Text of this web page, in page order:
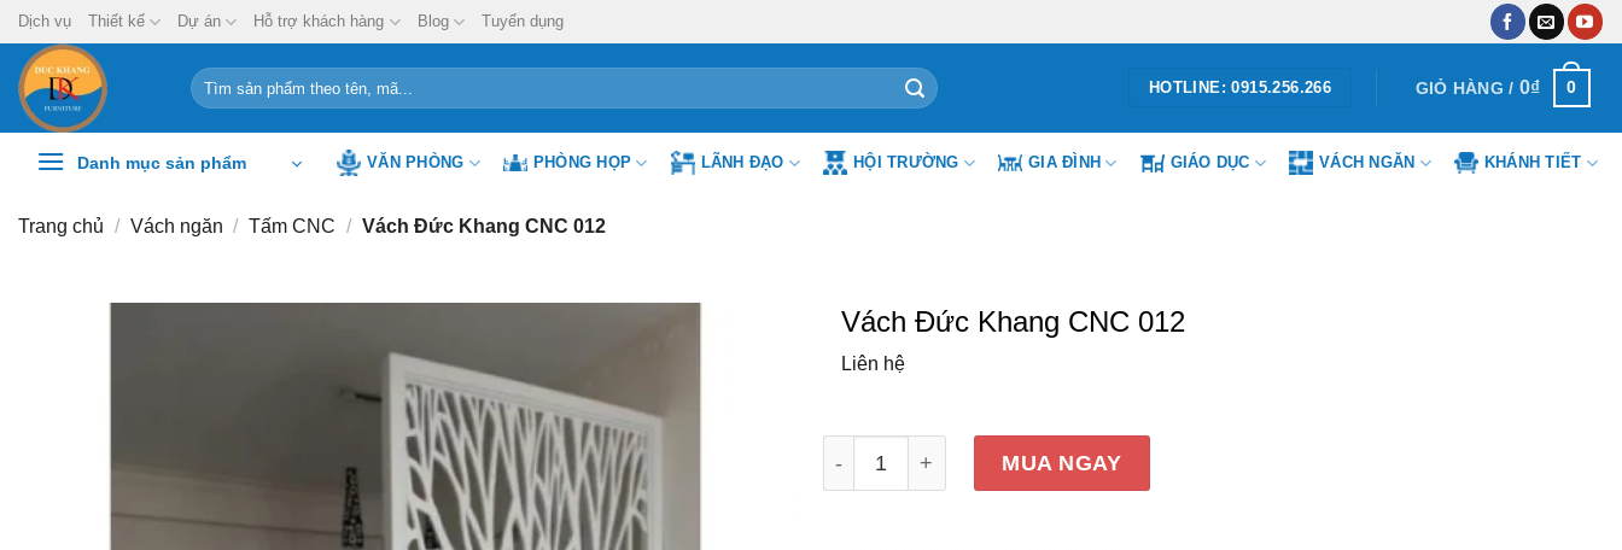
Chuyển
đến
nội
dung
Dịch vụ Thiết kế Dự án Hỗ trợ khách hàng Blog Tuyển dụng
Tìm
kiếm:
HOTLINE: 0915.256.266 GIỎ HÀNG / 0₫ 0
Danh mục sản phẩm VĂN PHÒNG PHÒNG HỌP LÃNH ĐẠO HỘI TRƯỜNG GIA ĐÌNH GIÁO DỤC VÁCH NGĂN KHÁNH TIẾT
Trang chủ / Vách ngăn / Tấm CNC / Vách Đức Khang CNC 012
Vách Đức Khang CNC 012
Liên hệ
MUA NGAY